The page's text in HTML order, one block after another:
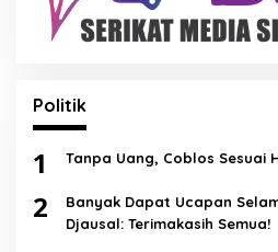
Politik
1 Tanpa Uang, Coblos Sesuai
2
Banyak Dapat Ucapan
Djausal: Terimakasih Semua!